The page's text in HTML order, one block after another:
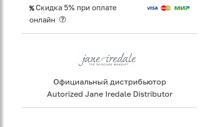
Скидка 5% при оплате
онлайн
Официальный дистрибьютор
Autorized Jane Iredale Distributor